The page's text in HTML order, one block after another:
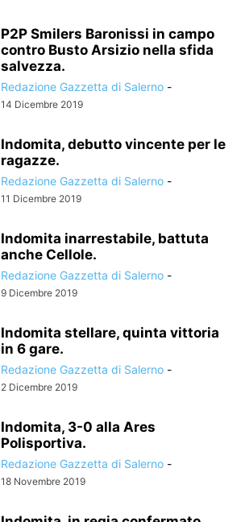
P2P Smilers Baronissi in campo
contro Busto Arsizio nella sfida
salvezza.
Redazione Gazzetta di Salerno -
14 Dicembre 2019
Indomita, debutto vincente per le
ragazze.
Redazione Gazzetta di Salerno -
11 Dicembre 2019
Indomita inarrestabile, battuta
anche Cellole.
Redazione Gazzetta di Salerno -
9 Dicembre 2019
Indomita stellare, quinta vittoria
in 6 gare.
Redazione Gazzetta di Salerno -
2 Dicembre 2019
Indomita, 3-0 alla Ares
Polisportiva.
Redazione Gazzetta di Salerno -
18 Novembre 2019